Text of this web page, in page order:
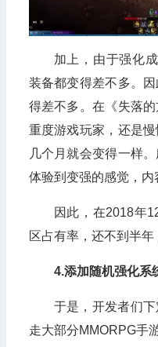
加上，由于强化
装备都变得差不多。
得差不多。在《失落
重度游戏玩家，还是
几个月就会变得一样
体验到变强的感觉，内
因此，在2018年
区占有率，还不到半年
4.添加随机强化系
于是，开发者们
走大部分MMORPG手